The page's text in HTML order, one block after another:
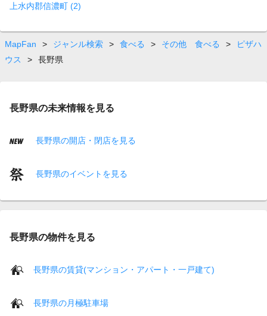
上水内郡信濃町 (2)
MapFan > ジャンル検索 > 食べる > その他 食べる >
ピザハ
ウス
> 長野県
長野県の未来情報を見る
長野県の開店・閉店を見る
長野県のイベントを見る
長野県の物件を見る
長野県の賃貸(マンション・アパート・一戸建て)
長野県の月極駐車場